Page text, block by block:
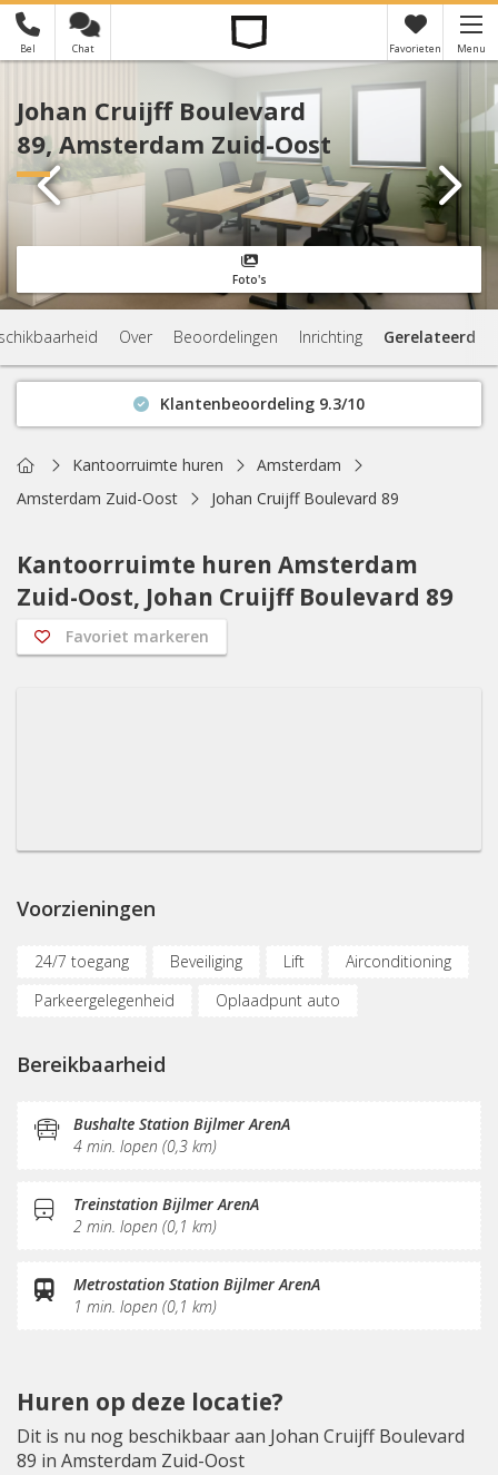
Bel Chat Favorieten Menu
Johan Cruijff Boulevard
89, Amsterdam Zuid-Oost
Foto's
Over Beoordelingen Inrichting Gerelateerd
Klantenbeoordeling 9.3/10
Actuele beschikbaarheid
HomeKantoorruimte huren
Amsterdam
Amsterdam Zuid-Oost
Johan Cruijff Boulevard 89
Kantoorruimte huren Amsterdam
Zuid-Oost, Johan Cruijff Boulevard 89
Favoriet markeren
Voorzieningen
24/7 toegang Beveiliging Lift
Airconditioning
Parkeergelegenheid
Oplaadpunt auto
KVK-inschrijving
Gemeubileerd
Pantry
Schoonmaak
Receptie
Bereikbaarheid
Bushalte Station Bijlmer ArenA
4 min. lopen (0,3 km)
Treinstation Bijlmer ArenA
2 min. lopen (0,1 km)
Metrostation Station Bijlmer ArenA
1 min. lopen (0,1 km)
Huren op deze locatie?
Dit is nu nog beschikbaar aan Johan Cruijff Boulevard
89 in Amsterdam Zuid-Oost